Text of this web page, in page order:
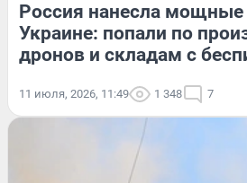
Россия нанесла
Украине: попали по
дронов и складам с
11 июля, 2026, 11:49 1 348 7